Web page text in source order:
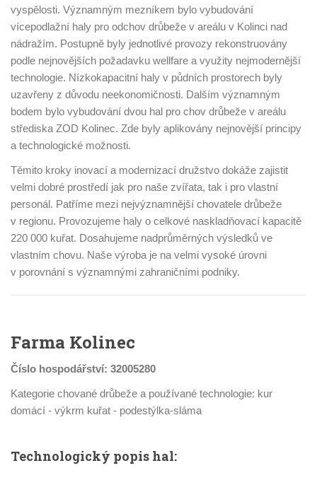
vyspělosti. Významným mezníkem bylo vybudování
vícepodlažní haly pro odchov drůbeže v areálu v Kolinci nad
nádražím. Postupně byly jednotlivé provozy rekonstruovány
podle nejnovějších požadavku wellfare a využity nejmodernější
technologie. Nízkokapacitní haly v půdních prostorech byly
uzavřeny z důvodu neekonomičnosti. Dalším významným
bodem bylo vybudování dvou hal pro chov drůbeže v areálu
střediska ZOD Kolinec. Zde byly aplikovány nejnovější principy
a technologické možnosti.
Těmito kroky inovací a modernizací družstvo dokáže zajistit
velmi dobré prostředí jak pro naše zvířata, tak i pro vlastní
personál. Patříme mezi nejvýznamnější chovatele drůbeže
v regionu. Provozujeme haly o celkové naskladňovací kapacitě
220 000 kuřat. Dosahujeme nadprůměrných výsledků ve
vlastním chovu. Naše výroba je na velmi vysoké úrovni
v porovnání s významnými zahraničními podniky.
Farma Kolinec
Číslo hospodářství: 32005280
Kategorie chované drůbeže a používané technologie: kur
domácí - výkrm kuřat - podestýlka-sláma
Technologický popis hal: